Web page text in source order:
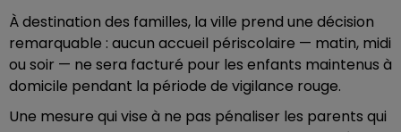
À destination des familles, la ville prend une décision
remarquable : aucun accueil périscolaire — matin, midi
ou soir — ne sera facturé pour les enfants maintenus à
domicile pendant la période de vigilance rouge.
Une mesure qui vise à ne pas pénaliser les parents qui